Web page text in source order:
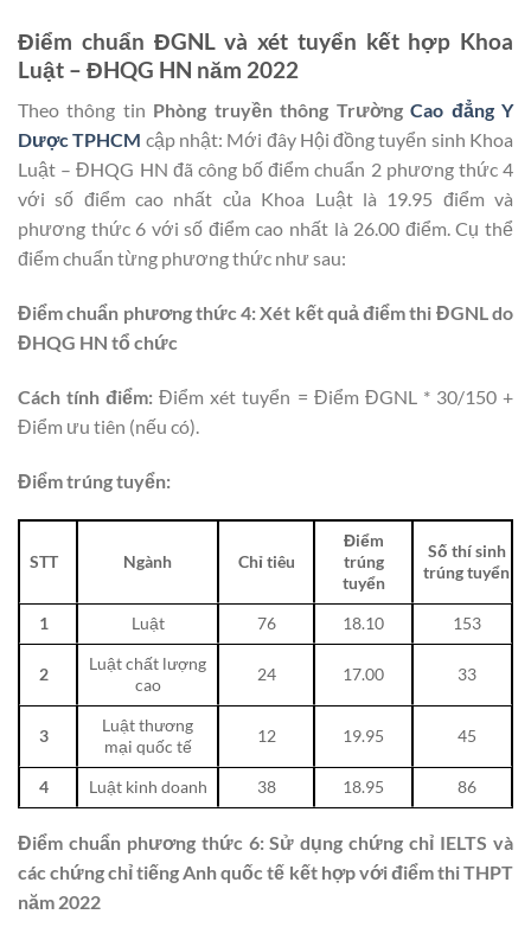
Điểm chuẩn ĐGNL và xét tuyển kết hợp Khoa
Luật – ĐHQG HN năm 2022
Theo thông tin Phòng truyền thông TrườngCao đẳng Y
Dược TPHCM cập nhật: Mới đây Hội đồng tuyển sinh Khoa
Luật – ĐHQG HN đã công bố điểm chuẩn 2 phương thức 4
với số điểm cao nhất của Khoa Luật là 19.95 điểm và
phương thức 6 với số điểm cao nhất là 26.00 điểm. Cụ thể
điểm chuẩn từng phương thức như sau:
Điểm chuẩn phương thức 4: Xét kết quả điểm thi ĐGNL do
ĐHQG HN tổ chức
Cách tính điểm: Điểm xét tuyển = Điểm ĐGNL * 30/150 +
Điểm ưu tiên (nếu có).
Điểm trúng tuyển:
STT Ngành Chỉ tiêu
Điểm
trúng
tuyển
Số thí sinh
trúng tuyển
1 Luật 76 18.10 153
2
Luật chất lượng
cao
24 17.00 33
3
Luật thương
mại quốc tế
12 19.95 45
4 Luật kinh doanh 38 18.95 86
Điểm chuẩn phương thức 6: Sử dụng chứng chỉ IELTS và
các chứng chỉ tiếng Anh quốc tế kết hợp với điểm thi THPT
năm 2022